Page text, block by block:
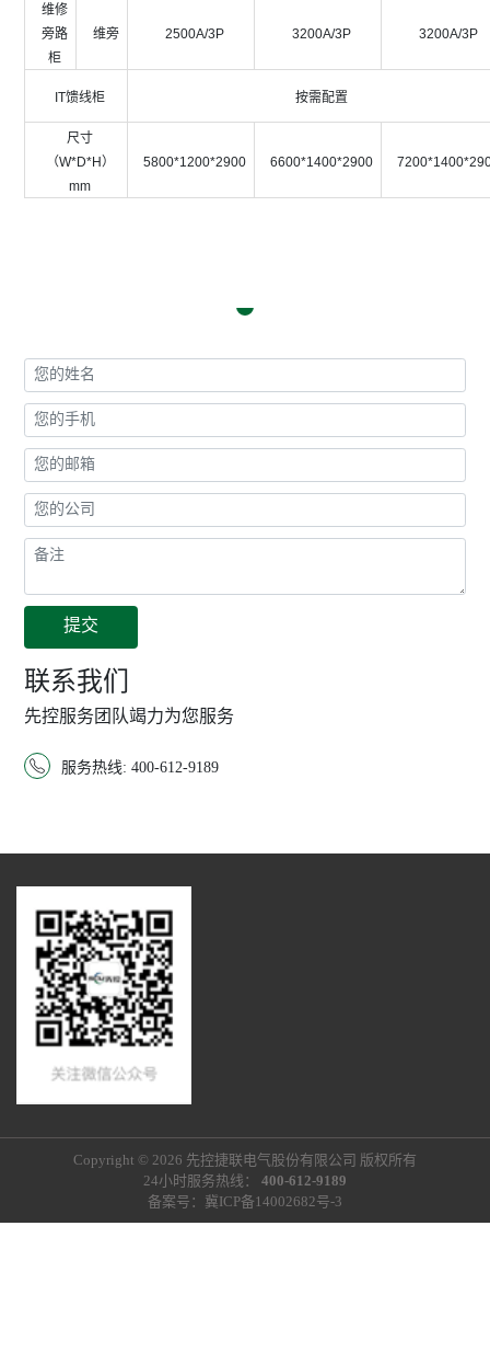
维修
旁路
柜
维旁 2500A/3P 3200A/3P 3200A/3P
IT馈线柜 按需配置
尺寸
（W*D*H）
mm
5800*1200*2900 6600*1400*2900
联系我们
先控服务团队竭力为您服务
 服务热线: 400-612-9189
Copyright © 2026 先控捷联电气股份有限公司 版权所有
24小时服务热线： 400-612-9189
备案号： 冀ICP备14002682号-3